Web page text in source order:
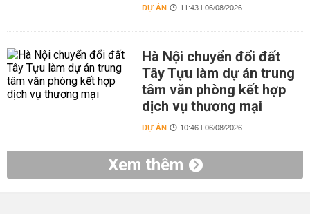
DỰ ÁN 11:43 | 06/08/2026
Hà Nội chuyển đổi đất
Tây Tựu làm dự án trung
tâm văn phòng kết hợp
dịch vụ thương mại
DỰ ÁN 10:46 | 06/08/2026
Xem thêm